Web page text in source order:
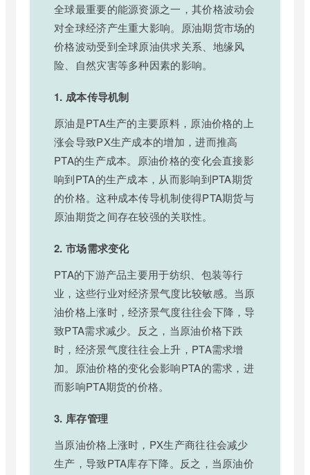
全球最重要的能源资源之一，其价格波动会
对全球经济产生重大影响。原油期货市场的
价格波动受到全球原油供求关系、地缘风
险、自然灾害等多种因素的影响。
1. 成本传导机制
原油是PTA生产的主要原料，原油价格的上
涨会导致PX生产成本的增加，进而推高
PTA的生产成本。原油价格的变化会直接影
响到PTA的生产成本，从而影响到PTA期货
的价格。这种成本传导机制使得PTA期货与
原油期货之间存在较强的关联性。
2. 市场需求变化
PTA的下游产品主要用于纺织、包装等行
业，这些行业对经济景气度比较敏感。当原
油价格上涨时，经济景气度往往会下降，导
致PTA需求减少。反之，当原油价格下跌
时，经济景气度往往会上升，PTA需求增
加。原油价格的变化会影响PTA的需求，进
而影响PTA期货的价格。
3. 库存管理
当原油价格上涨时，PX生产商往往会减少
生产，导致PTA库存下降。反之，当原油价